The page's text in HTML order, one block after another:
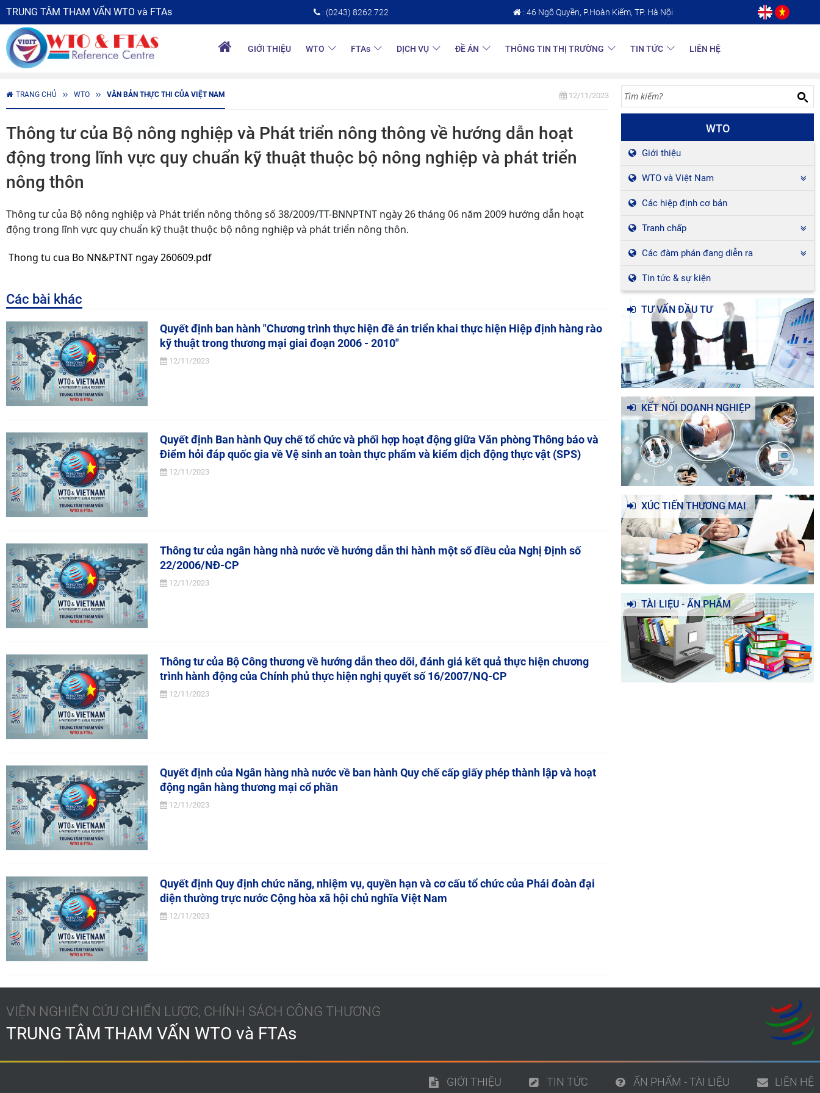
TRUNG TÂM THAM VẤN WTO và FTAs : (0243) 8262.722 : 46 Ngô Quyền, P.Hoàn Kiếm, TP. Hà Nội
GIỚI THIỆU WTO FTAs DỊCH VỤ ĐỀ ÁN THÔNG TIN THỊ TRƯỜNG TIN TỨC LIÊN HỆ
TRANG CHỦ WTO VĂN BẢN THỰC THI CỦA VIỆT NAM 12/11/2023
Thông tư của Bộ nông nghiệp và Phát triển nông thông về hướng dẫn hoạt
động trong lĩnh vực quy chuẩn kỹ thuật thuộc bộ nông nghiệp và phát triển
nông thôn
Thông tư của Bộ nông nghiệp và Phát triển nông thông số 38/2009/TT-BNNPTNT ngày 26 tháng 06 năm 2009 hướng dẫn hoạt
động trong lĩnh vực quy chuẩn kỹ thuật thuộc bộ nông nghiệp và phát triển nông thôn.
Thong tu cua Bo NN&PTNT ngay 260609.pdf
Các bài khác
Quyết định ban hành "Chương trình thực hiện đề án triển khai thực hiện Hiệp định hàng rào
kỹ thuật trong thương mại giai đoạn 2006 - 2010"
12/11/2023
Quyết định Ban hành Quy chế tổ chức và phối hợp hoạt động giữa Văn phòng Thông báo và
Điểm hỏi đáp quốc gia về Vệ sinh an toàn thực phẩm và kiểm dịch động thực vật (SPS)
12/11/2023
Thông tư của ngân hàng nhà nước về hướng dẫn thi hành một số điều của Nghị Định số
22/2006/NĐ-CP
12/11/2023
Thông tư của Bộ Công thương về hướng dẫn theo dõi, đánh giá kết quả thực hiện chương
trình hành động của Chính phủ thực hiện nghị quyết số 16/2007/NQ-CP
12/11/2023
Quyết định của Ngân hàng nhà nước về ban hành Quy chế cấp giấy phép thành lập và hoạt
động ngân hàng thương mại cổ phần
12/11/2023
Quyết định Quy định chức năng, nhiệm vụ, quyền hạn và cơ cấu tổ chức của Phái đoàn đại
diện thường trực nước Cộng hòa xã hội chủ nghĩa Việt Nam
12/11/2023
WTO
Giới thiệu
WTO và Việt Nam
Các hiệp định cơ bản
Tranh chấp
Các đàm phán đang diễn ra
Tin tức & sự kiện
TƯ VẤN ĐẦU TƯ
KẾT NỐI DOANH NGHIỆP
XÚC TIẾN THƯƠNG MẠI
TÀI LIỆU - ẤN PHẨM
VIỆN NGHIÊN CỨU CHIẾN LƯỢC, CHÍNH SÁCH CÔNG THƯƠNG
TRUNG TÂM THAM VẤN WTO và FTAs
GIỚI THIỆU TIN TỨC ẤN PHẨM - TÀI LIỆU LIÊN HỆ